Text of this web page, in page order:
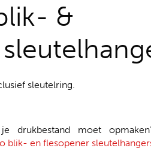
&
sleutelring.
moet
blik- en flesopener